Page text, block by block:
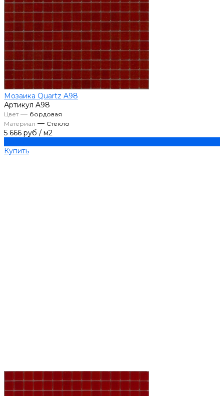
Мозаика Quartz A98
Артикул A98
Цвет— бордовая
Материал — Стекло
5 666 руб / м2
Купить